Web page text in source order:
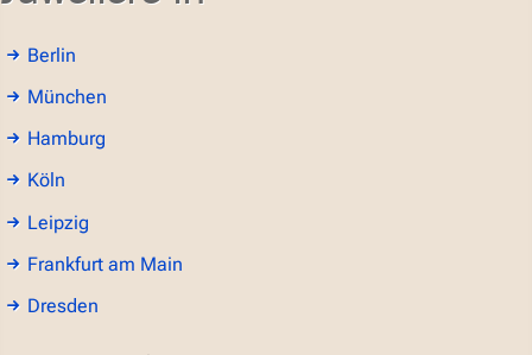
Berlin
München
Hamburg
Köln
Leipzig
Frankfurt am Main
Dresden